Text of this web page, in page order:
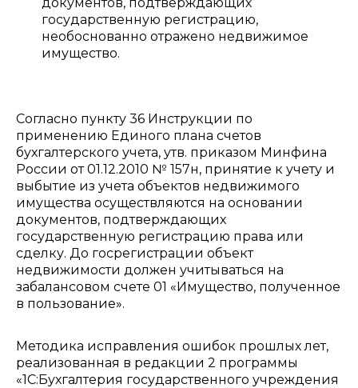
государственную регистрацию,
необоснованно отражено недвижимое
имущество.
Согласно пункту 36 Инструкции по
применению Единого плана счетов
бухгалтерского учета, утв. приказом Минфина
России от 01.12.2010 № 157н, принятие к учету и
выбытие из учета объектов недвижимого
имущества осуществляются на основании
документов, подтверждающих
государственную регистрацию права или
сделку. До госрегистрации объект
недвижимости должен учитываться на
забалансовом счете 01 «Имущество, полученное
в пользование».
Методика исправления ошибок прошлых лет,
реализованная в редакции 2 программы
«1С:Бухгалтерия государственного учреждения